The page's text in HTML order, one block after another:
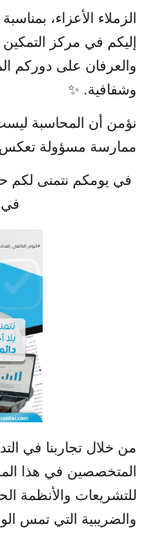
الزملاء الأعزاء،
إليكم في مركز التمكين
والعرفان على دوركم
وشفافية. ✨
نؤمن أن المحاسبة
ممارسة مسؤولة تعكس
في يومكم نتمنى لكم
في
من خلال تجاربنا في
المتخصصين في هذا
للتشريعات والأنظمة
والضريبية التي تمس